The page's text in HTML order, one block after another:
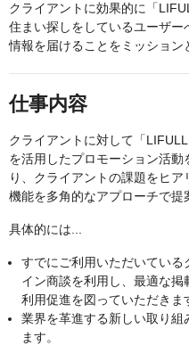
クライアントに効果的に「
住まい探しをしているユーザ
情報を届けることをミッション
仕事内容
クライアントに対して「
を活用したプロモーション活
り、クライアントの課題をヒ
機能を多角的なアプローチで提
具体的には...
すでにご利用いただいている
イン商談を利用し、最適な掲
利用促進を図っていただきま
業界を革進する新しい取り組
ます。